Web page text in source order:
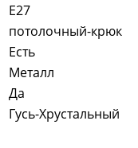
E27
потолочный-крюк
Есть
Металл
Да
Гусь-Хрустальный